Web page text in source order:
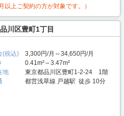
以上ご契約の方が対象です。）
川区豊町1丁目
(税込)
3,300円/月～34,650円/月
0.41m²～3.47m²
地
東京都品川区豊町1-2-24 1階
都営浅草線 戸越駅 徒歩 10分